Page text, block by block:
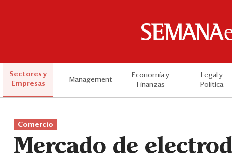
Sectores y
Empresas
Management
Economía y
Finanzas
Legal y
Política
Comercio
Mercado de